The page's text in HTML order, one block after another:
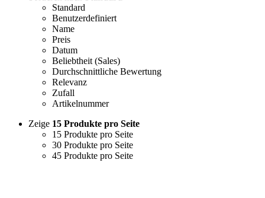
Standard
Benutzerdefiniert
Name
Preis
Datum
Beliebtheit (Sales)
Durchschnittliche Bewertung
Relevanz
Zufall
Artikelnummer
Zeige 15 Produkte pro Seite
15 Produkte pro Seite
30 Produkte pro Seite
45 Produkte pro Seite